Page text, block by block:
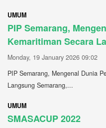
UMUM
PIP Semarang,
Kemaritiman Secara
Monday, 19 January 2026 09:02
PIP Semarang, Mengenal Dunia
Langsung Semarang,...
UMUM
SMASACUP 2022